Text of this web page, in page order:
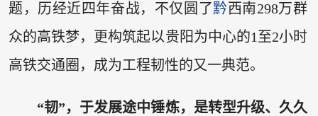
题，历经近四年奋战，不仅圆了黔西南298万群
众的高铁梦，更构筑起以贵阳为中心的1至2小时
高铁交通圈，成为工程韧性的又一典范。
“韧”，于发展途中锤炼，是转型升级、久久